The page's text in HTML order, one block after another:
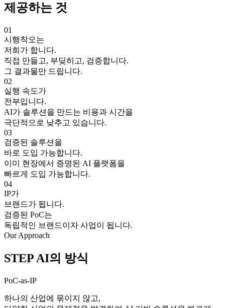
제공하는 것
01
시행착오는
저희가 합니다.
직접 만들고, 부딪히고, 검증합니다.
그 결과물만 드립니다.
02
실행 속도가
전부입니다.
AI가 솔루션을 만드는 비용과 시간을
극단적으로 낮추고 있습니다.
03
검증된 솔루션을
바로 도입 가능합니다.
이미 현장에서 증명된 AI 플랫폼을
빠르게 도입 가능합니다.
04
IP가
브랜드가 됩니다.
검증된 PoC는
독립적인 브랜드이자 사업이 됩니다.
Our Approach
STEP AI의 방식
PoC-as-IP
하나의 산업에 묶이지 않고,